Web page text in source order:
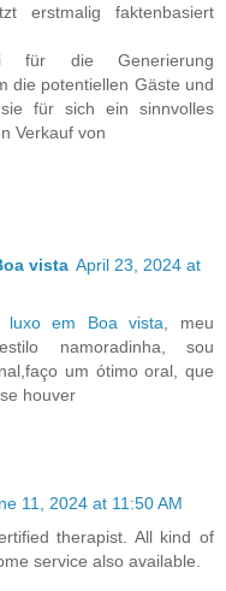
erstmalig faktenbasiert
die Generierung
die potentiellen Gäste und
für sich ein sinnvolles
Verkauf von
vista April 23, 2024 at
luxo em Boa vista , meu
namoradinha, sou
um ótimo oral, que
houver
11, 2024 at 11:50 AM
therapist. All kind of
service also available.